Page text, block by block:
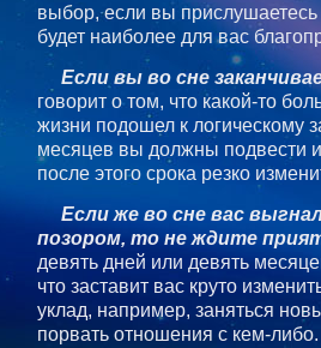
выбор, если вы прислушаетесь
будет наиболее для вас
Если вы во сне
говорит о том, что какой-то
жизни подошел к логическому
месяцев вы должны подвести
после этого срока резко
Если же во сне вас
позором, то не ждите
девять дней или девять
что заставит вас круто
уклад, например, заняться
порвать отношения с кем-либо.